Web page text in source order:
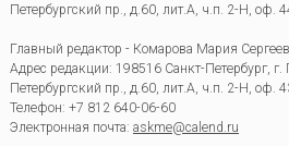
Петербургский пр., д.60, лит.А, ч.п. 2-Н, оф.
Главный редактор - Комарова Мария
Адрес редакции: 198516 Санкт-Петербург, г.
Петербургский пр., д.60, лит.А, ч.п. 2-Н, оф.
Телефон: +7 812 640-06-60
Электронная почта: askme@calend.ru